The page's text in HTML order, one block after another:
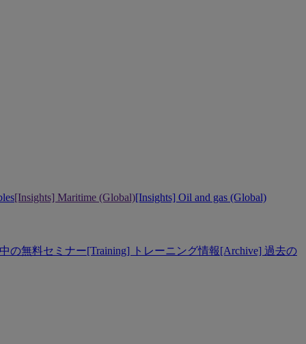
[Insights] Maritime (Global)[Insights] Oil and gas (Global)
の無料セミナー[Training] トレーニング情報[Archive] 過去の